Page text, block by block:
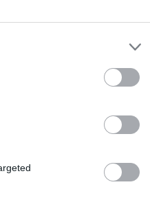
ist Martine fest
mit dem er
Mann zu sagen,
ist Martine fest
mit dem er
Mann zu sagen,
Qualifikation zur
zu lassen, fühlt
der attraktiven
dass der Tod ihres